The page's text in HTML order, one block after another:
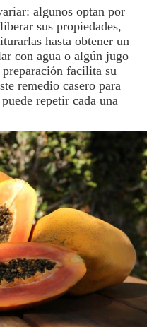
algunos optan por
sus propiedades,
hasta obtener un
con agua o algún jugo
facilita su
remedio casero para
repetir cada una